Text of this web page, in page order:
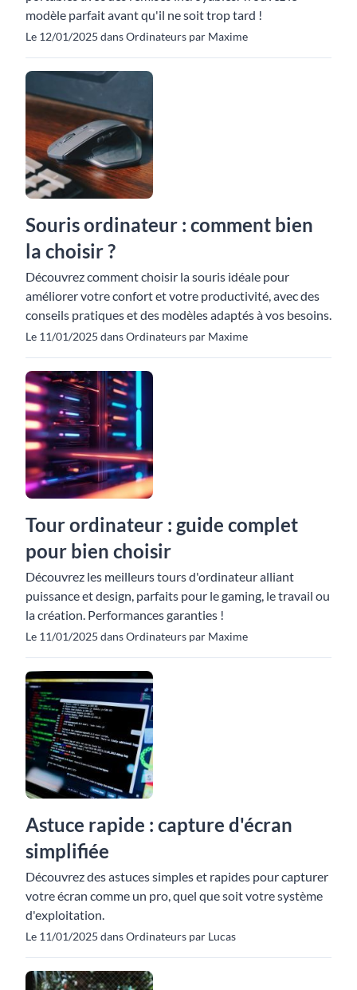
modèle parfait avant qu'il ne soit trop tard !
Le 12/01/2025 dans Ordinateurs par Maxime
Souris ordinateur : comment bien
la choisir ?
Découvrez comment choisir la souris idéale pour
améliorer votre confort et votre productivité, avec des
conseils pratiques et des modèles adaptés à vos besoins.
Le 11/01/2025 dans Ordinateurs par Maxime
Tour ordinateur : guide complet
pour bien choisir
Découvrez les meilleurs tours d'ordinateur alliant
puissance et design, parfaits pour le gaming, le travail ou
la création. Performances garanties !
Le 11/01/2025 dans Ordinateurs par Maxime
Astuce rapide : capture d'écran
simplifiée
Découvrez des astuces simples et rapides pour capturer
votre écran comme un pro, quel que soit votre système
d'exploitation.
Le 11/01/2025 dans Ordinateurs par Lucas